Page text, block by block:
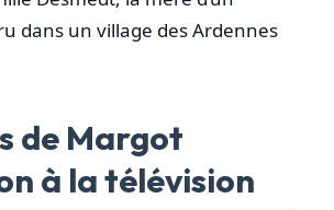
dans un village des Ardennes
de Margot
à la télévision